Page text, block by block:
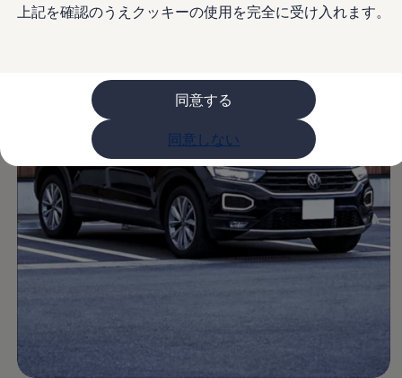
上記を確認のうえクッキーの使用を完全に受け入れます。
同意する
同意しない
レビュー動画
オファー
Golf お乗り換えを10万円補助
Tiguan 購入後、5年間の安心サポートが無償
Golf Variant お乗り換えを10万円補助
Volkswagenアンバサダープログラム
ファイナンシャルサービス
ファイナンシャルサービス
フォルクスワーゲン自動車保険プラス
Volkswagen Card
お支払いシミュレーション
モデル別月々のお支払い例
ライフスタイルに合ったプランをみつける
補助金・エコカー優遇制度
Golf